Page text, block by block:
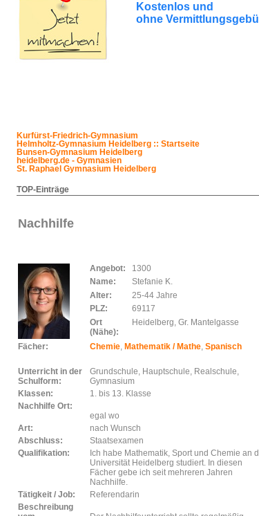
Kostenlos und
ohne
Kurfürst-Friedrich-Gymnasium
Helmholtz-Gymnasium Heidelberg :: Startseite
Bunsen-Gymnasium Heidelberg
heidelberg.de - Gymnasien
St. Raphael Gymnasium Heidelberg
TOP-Einträge
Nachhilfe
Angebot:
1300
Name:
Stefanie K.
Alter:
25-44 Jahre
PLZ:
69117
Ort
(Nähe):
Heidelberg, Gr. Mantelgasse
Fächer: Chemie, Mathematik / Mathe, Spanisch
Unterricht in der
Schulform:
Grundschule, Hauptschule, Realschule,
Gymnasium
Klassen:
1. bis 13. Klasse
Nachhilfe Ort:
egal wo
Art:
nach Wunsch
Abschluss:
Staatsexamen
Qualifikation:
Ich habe Mathematik, Sport und Chemie an
Universität Heidelberg studiert. In diesen
Fächer gebe ich seit mehreren Jahren
Nachhilfe.
Tätigkeit / Job:
Referendarin
Beschreibung